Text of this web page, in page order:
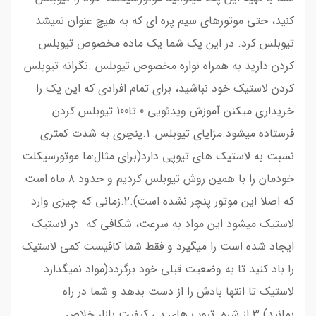
کنید، حتی موتورهای سیم پره ای که به هیچ عنوان نمیشد
تیوبلس کرد. در این پک شما یک ماده مخصوص تیوبلس
کردن دارید به همراه نواره مخصوص تیوبلس .نگرانه تیوبلس
کردن لاستیک خود نباشید، برای تمام افرادی که این پک را
خریداری میکنن آموزش ویدئویی 0 تا100 تیوبلس کردن
فرستاده میشود.مزایای تیوبلس: ۱.پنچری به شدت کمتری
نسبت به لاستیک های تیوپی دارد(برای مثال:ما موتورسیکلت
خودمان را با همین روش تیوبلس کردیم و حدود ۸ ماه است
که اصلا این موتور پنچر نشده است).۲.زمانی که چیزی وارد
لاستیک میشود این مواد به سرعت، شکافی که در لاستیک
ایجاد شده است را میگیرد و فقط شما کافیست کمی لاستیک
را باد کنید تا به وضعیت قبلی خود برگردد(مواد نمیگذارد
لاستیک تا انتها بادش را از دست بدهد و شما در راه